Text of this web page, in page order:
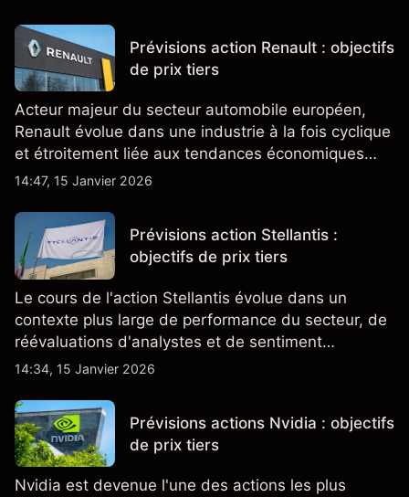
Prévisions action Renault : objectifs
de prix tiers
Acteur majeur du secteur automobile européen,
Renault évolue dans une industrie à la fois cyclique
et étroitement liée aux tendances économiques
générales.
14:47, 15 Janvier 2026
Prévisions action Stellantis :
objectifs de prix tiers
Le cours de l'action Stellantis évolue dans un
contexte plus large de performance du secteur, de
réévaluations d'analystes et de sentiment
changeant, qui ensemble aident à comprendre
14:34, 15 Janvier 2026
Prévisions actions Nvidia : objectifs
de prix tiers
Nvidia est devenue l'une des actions les plus